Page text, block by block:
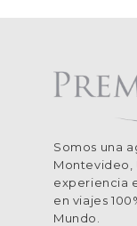
Somos una
Montevideo,
experiencia
en viajes
Mundo.